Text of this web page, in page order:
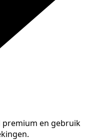
premium en gebruik